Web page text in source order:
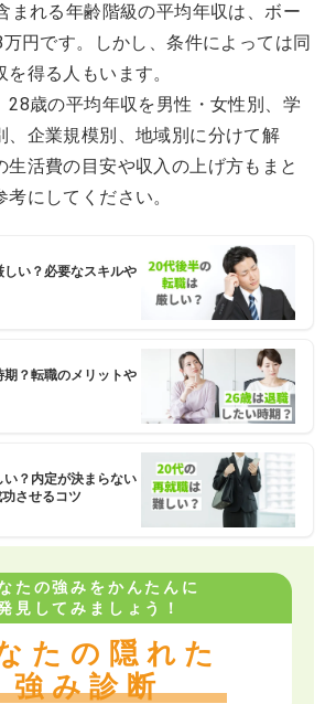
まれる年齢階級の平均年収は、ボー
円です。しかし、条件によっては同
得る人もいます。
28歳の平均年収を男性・女性別、学
、企業規模別、地域別に分けて解
生活費の目安や収入の上げ方もまと
にしてください。
い？必要なスキルや
？転職のメリットや
？内定が決まらない
させるコツ
たの強みをかんたんに
見してみましょう！
たの隠れた
強み診断